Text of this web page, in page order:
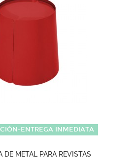
ENTREGA INMEDIATA
DE METAL PARA REVISTAS